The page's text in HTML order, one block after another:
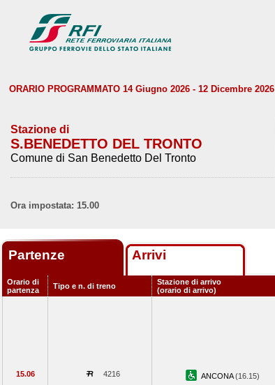
ORARIO PROGRAMMATO 14 Giugno 2026 - 12 Dicembre 2026
Stazione di
S.BENEDETTO DEL TRONTO
Comune di San Benedetto Del Tronto
Ora impostata: 15.00
Partenze Arrivi
Orario di
partenza
Tipo e n. di treno
Stazione di arrivo
(orario di arrivo)
15.06 4216 ANCONA(16.15)